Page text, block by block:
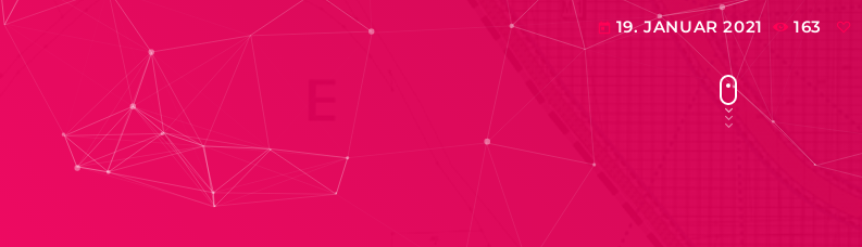
today 19. JANUAR 2021 163